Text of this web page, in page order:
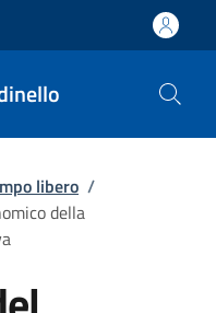
libero /
della